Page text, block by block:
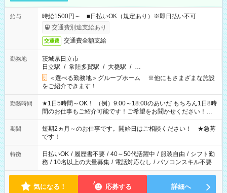
給与
時給1500円～ ■日払いOK（規定あり）※即日払い不可
交通費別途支給あり
交通費 交通費全額支給
勤務地
茨城県日立市
日立駅 / 常陸多賀駅 / 大甕駅 / …
＜選べる勤務地＞グループホーム ※他にもさまざまな施設
をご紹介できます！
勤務時間
★1日5時間～OK！ （例）9:00～18:00のあいだ もちろん1日8時
間のお仕事もご紹介可能です！ご希望をお聞かせください！★
家庭の都合でお休みが必要な場合も遠慮なくご相談ください。
※週最低15時間以上の勤務が必要です
期間
短期2ヵ月～のお仕事です。開始日はご相談ください！ ★急募
です！
特徴 日払いOK / 履歴書不要 / 40～50代活躍中 / 服装自由 / シフト勤
務 / 10名以上の大量募集 / 電話対応なし / パソコンスキル不要
気になる！ 応募する 詳細へ